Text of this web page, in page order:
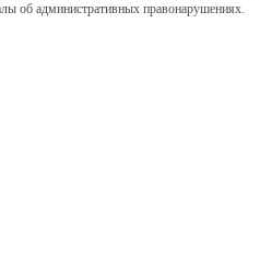
об административных правонарушениях.